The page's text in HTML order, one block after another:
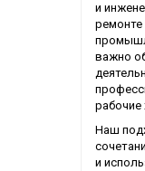
и
ремонте
важно
рабочие
Наш
и